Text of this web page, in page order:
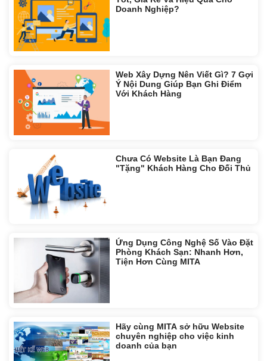
Doanh Nghiệp?
Web Xây Dựng Nên Viết Gì? 7 Gợi
Ý Nội Dung Giúp Bạn Ghi Điểm
Với Khách Hàng
Chưa Có Website Là Bạn Đang
"Tặng" Khách Hàng Cho Đối Thủ
Ứng Dụng Công Nghệ Số Vào Đặt
Phòng Khách Sạn: Nhanh Hơn,
Tiện Hơn Cùng MITA
Hãy cùng MITA sở hữu Website
chuyên nghiệp cho việc kinh
doanh của bạn